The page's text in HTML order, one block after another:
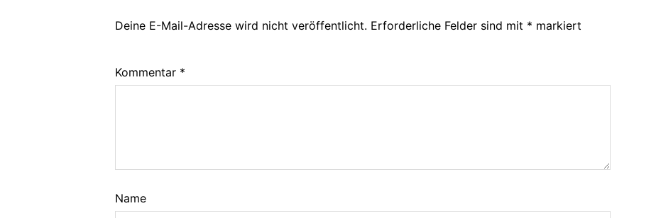
Deine E-Mail-Adresse wird nicht veröffentlicht. Erforderliche Felder sind mit * markiert
Kommentar *
Name
Alternative: